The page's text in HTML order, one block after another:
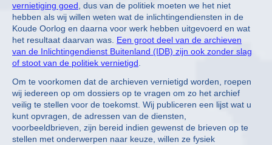
vernietiging goed , dus van de politiek moeten we het niet
hebben als wij willen weten wat de inlichtingendiensten in de
Koude Oorlog en daarna voor werk hebben uitgevoerd en wat
het resultaat daarvan was. Een groot deel van de archieven
van de Inlichtingendienst Buitenland (IDB) zijn ook zonder slag
of stoot van de politiek vernietigd
Om te voorkomen dat de archieven vernietigd worden, roepen
wij iedereen op om dossiers op te vragen om zo het archief
veilig te stellen voor de toekomst. Wij publiceren een lijst wat u
kunt opvragen, de adressen van de diensten,
voorbeeldbrieven, zijn bereid indien gewenst de brieven op te
stellen met onderwerpen naar keuze, willen ze fysiek